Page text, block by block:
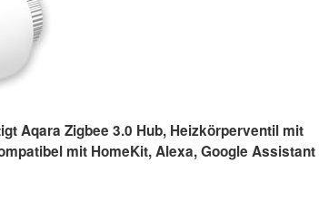
Aqara Zigbee 3.0 Hub, Heizkörperventil mit
mit HomeKit, Alexa, Google Assistant